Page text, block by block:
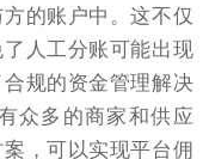
的账户中。这不仅
人工分账可能出现
规的资金管理解决
众多的商家和供应
，可以实现平台佣